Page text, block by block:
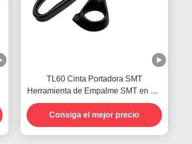
TL60 Cinta Portadora SMT
Herramienta de Empalme SMT en Zig
Zag Diseñada con Dientes de Sierra
Consiga el mejor precio